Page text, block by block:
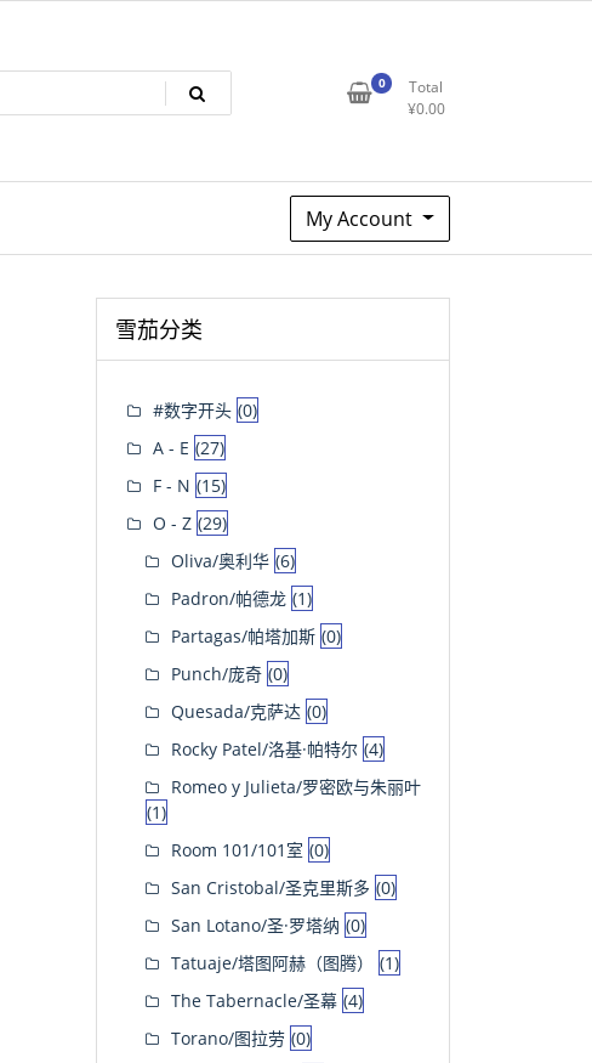
0
Total
¥0.00
My Account
雪茄分类
#数字开头 (0)
A - E (27)
F - N (15)
O - Z (29)
Oliva/奥利华 (6)
Padron/帕德龙 (1)
Partagas/帕塔加斯 (0)
Punch/庞奇 (0)
Quesada/克萨达 (0)
Rocky Patel/洛基·帕特尔 (4)
Romeo y Julieta/罗密欧与朱丽叶
(1)
Room 101/101室 (0)
San Cristobal/圣克里斯多 (0)
San Lotano/圣·罗塔纳 (0)
Tatuaje/塔图阿赫（图腾）
(1)
The Tabernacle/圣幕 (4)
Torano/图拉劳 (0)